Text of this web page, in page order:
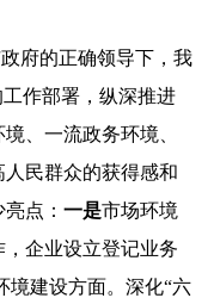
府的正确领导下，我
作部署，纵深推进
、一流政务环境、
民群众的获得感和
点： 一是市场环境
企业设立登记业务
境建设方面。深化“六